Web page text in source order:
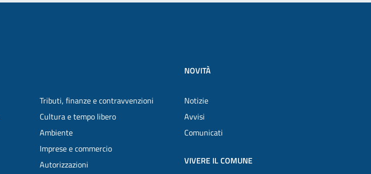
Tributi, finanze e contravvenzioni
Cultura e tempo libero
Ambiente
Imprese e commercio
Autorizzazioni
NOVITÀ
Notizie
Avvisi
Comunicati
VIVERE IL COMUNE